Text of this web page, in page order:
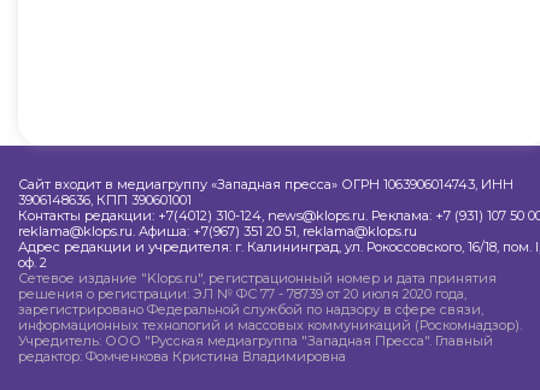
Сайт входит в медиагруппу «Западная пресса» ОГРН 1063906014743, ИНН
3906148636, КПП 390601001
Контакты редакции: +7(4012) 310-124, news@klops.ru. Реклама: +7 (931) 107 50
reklama@klops.ru. Афиша: +7(967) 351 20 51, reklama@klops.ru
Адрес редакции и учредителя: г. Калининград, ул. Рокоссовского, 16/18, пом. I,
оф. 2
Сетевое издание "Klops.ru", регистрационный номер и дата принятия
решения о регистрации: ЭЛ № ФС 77 - 78739 от 20 июля 2020 года,
зарегистрировано Федеральной службой по надзору в сфере связи,
информационных технологий и массовых коммуникаций (Роскомнадзор).
Учредитель: ООО "Русская медиагруппа "Западная Пресса". Главный
редактор: Фомченкова Кристина Владимировна